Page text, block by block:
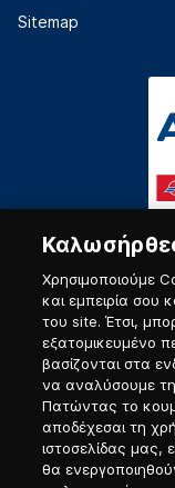
Sitemap
Χρησιμοποιούμε
και εμπειρία σου
του site. Έτσι,
εξατομικευμένο
βασίζονται στα
να αναλύσουμε
Πατώντας το
αποδέχεσαι τη
ιστοσελίδας μας,
θα